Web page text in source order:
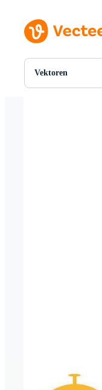
Vektoren
Alle Bilder